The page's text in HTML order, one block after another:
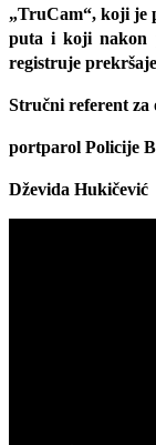
„TruCam“, koji je
puta i koji nakon
registruje
Stručni referent za
portparol Policije
Dževida Hukičević